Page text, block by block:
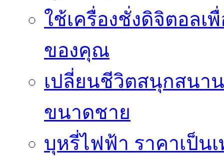
ใช้เครื่องชั่งดิจิตอล
ของคุณ
เปลี่ยนชีวิตสนุกสนา
ขนาดชาย
บุหรี่ไฟฟ้า ราคาเป็น